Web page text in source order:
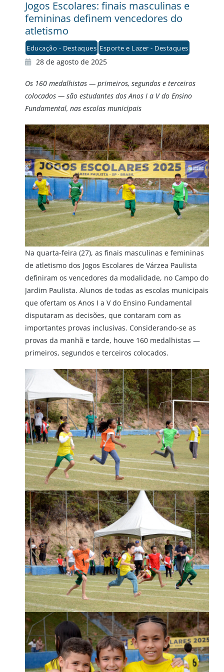
Jogos Escolares: finais masculinas e
femininas definem vencedores do
atletismo
Educação - Destaques Esporte e Lazer - Destaques
28 de agosto de 2025
Os 160 medalhistas — primeiros, segundos e terceiros
colocados — são estudantes dos Anos I a V do Ensino
Fundamental, nas escolas municipais
Na quarta-feira (27), as finais masculinas e femininas
de atletismo dos Jogos Escolares de Várzea Paulista
definiram os vencedores da modalidade, no Campo do
Jardim Paulista. Alunos de todas as escolas municipais
que ofertam os Anos I a V do Ensino Fundamental
disputaram as decisões, que contaram com as
importantes provas inclusivas. Considerando-se as
provas da manhã e tarde, houve 160 medalhistas —
primeiros, segundos e terceiros colocados.